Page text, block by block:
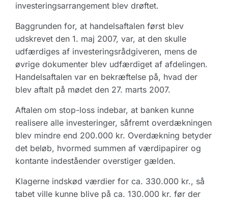
investeringsarrangement blev drøftet.
Baggrunden for, at handelsaftalen først blev
udskrevet den 1. maj 2007, var, at den skulle
udfærdiges af investeringsrådgiveren, mens de
øvrige dokumenter blev udfærdiget af afdelingen.
Handelsaftalen var en bekræftelse på, hvad der
blev aftalt på mødet den 27. marts 2007.
Aftalen om stop-loss indebar, at banken kunne
realisere alle investeringer, såfremt overdækningen
blev mindre end 200.000 kr. Overdækning betyder
det beløb, hvormed summen af værdipapirer og
kontante indeståender overstiger gælden.
Klagerne indskød værdier for ca. 330.000 kr., så
tabet ville kunne blive på ca. 130.000 kr. før der